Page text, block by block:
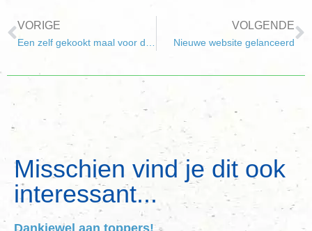
VORIGE VOLGENDE
Nieuwe website gelanceerd
Misschien vind je dit ook
interessant...
Dankjewel aan toppers!